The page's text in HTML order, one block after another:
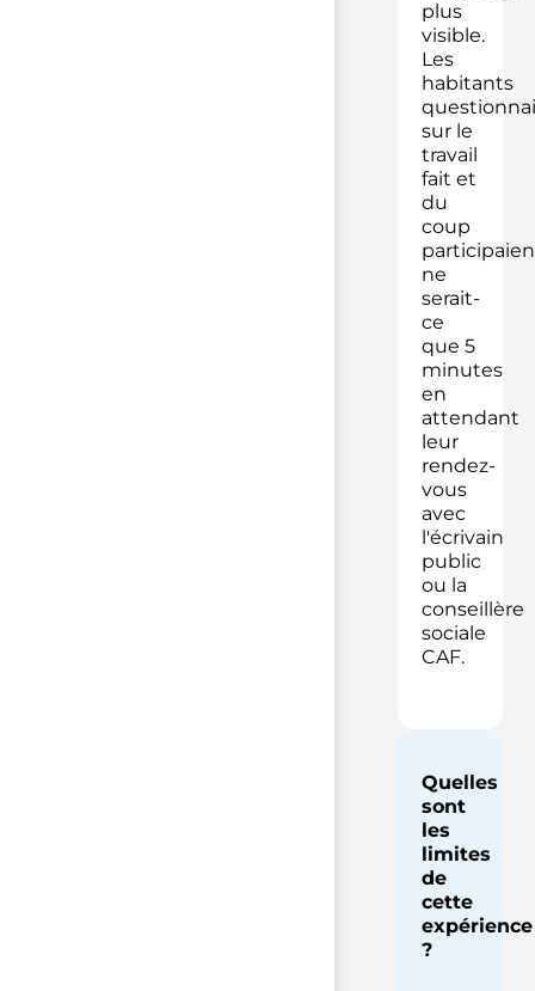
plus
visible.
Les
habitants
sur le
travail
fait et
du
coup
ne
serait-
ce
que 5
minutes
en
attendant
leur
rendez-
vous
avec
l'écrivain
public
ou la
conseillère
sociale
CAF.
Quelles
sont
les
limites
de
cette
expérience
?